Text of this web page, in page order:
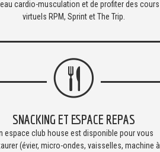
cardio-musculation et de profiter des cours
virtuels RPM, Sprint et The Trip.
SNACKING ET ESPACE REPAS
espace club house est disponible pour vous
(évier, micro-ondes, vaisselles, machine à